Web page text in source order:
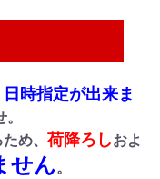
日時指定が出来ま
め、 荷降ろしおよ
せん。